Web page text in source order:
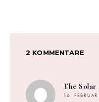
2 KOMMENTARE
The Solar
16.